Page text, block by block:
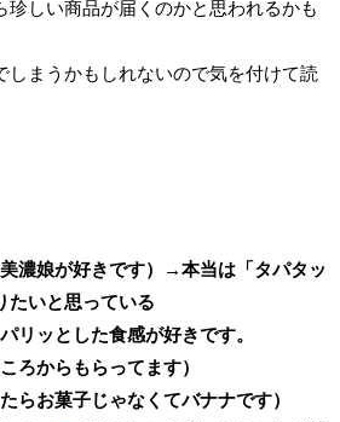
珍しい商品が届くのかと思われるかも
しまうかもしれないので気を付けて読
美濃娘が好きです）→本当は「タパタッ
たいと思っている
リッとした食感が好きです。
ろからもらってます）
らお菓子じゃなくてバナナです）